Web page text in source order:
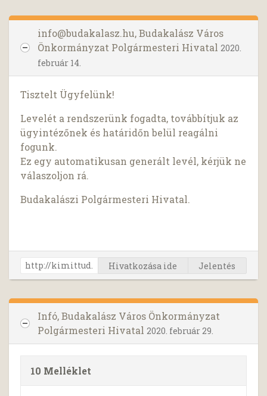
info@budakalasz.hu, Budakalász Város
Önkormányzat Polgármesteri Hivatal 2020.
február 14.
Tisztelt Ügyfelünk!
Levelét a rendszerünk fogadta, továbbítjuk az
ügyintézőnek és határidőn belül reagálni
fogunk.
Ez egy automatikusan generált levél, kérjük ne
válaszoljon rá.
Budakalászi Polgármesteri Hivatal.
Hivatkozása ide Jelentés
Infó, Budakalász Város Önkormányzat
Polgármesteri Hivatal 2020. február 29.
10 Melléklet